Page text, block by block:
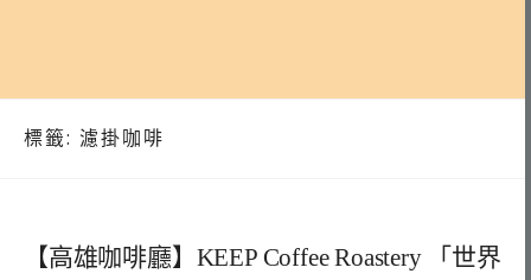
標籤: 濾掛咖啡
【高雄咖啡廳】KEEP Coffee Roastery 「世界